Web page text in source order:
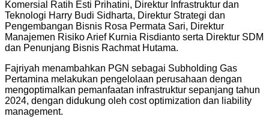
Komersial Ratih Esti Prihatini, Direktur Infrastruktur dan
Teknologi Harry Budi Sidharta, Direktur Strategi dan
Pengembangan Bisnis Rosa Permata Sari, Direktur
Manajemen Risiko Arief Kurnia Risdianto serta Direktur SDM
dan Penunjang Bisnis Rachmat Hutama.
Fajriyah menambahkan PGN sebagai Subholding Gas
Pertamina melakukan pengelolaan perusahaan dengan
mengoptimalkan pemanfaatan infrastruktur sepanjang tahun
2024, dengan didukung oleh cost optimization dan liability
management.